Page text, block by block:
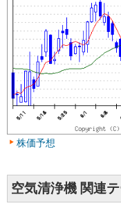
株価予想
空気清浄機 関連